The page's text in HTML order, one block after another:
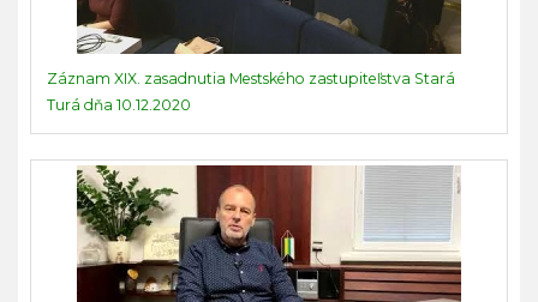
Záznam XIX. zasadnutia Mestského zastupiteľstva Stará
Turá dňa 10.12.2020